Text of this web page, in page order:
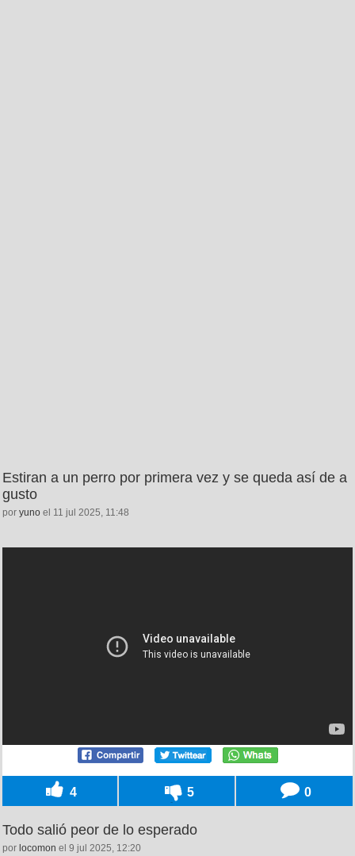
Estiran a un perro por primera vez y se queda así de a
gusto
por yuno el 11 jul 2025, 11:48
4 5 0
Todo salió peor de lo esperado
por locomon el 9 jul 2025, 12:20